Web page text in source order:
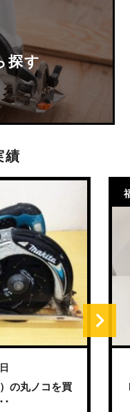
探す
績
の丸ノコを買
･